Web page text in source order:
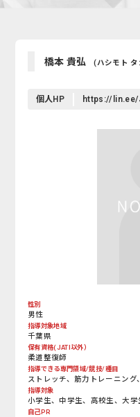
橋本 貴弘 (ハシモト タ
個人HP https://lin.ee/
性別
男性
指導対象地域
千葉県
保有資格(JATI以外）
柔道整復師
指導できる専門領域/競技/種目
ストレッチ、筋力トレーニン
指導対象
小学生、中学生、高校生、大
自己PR